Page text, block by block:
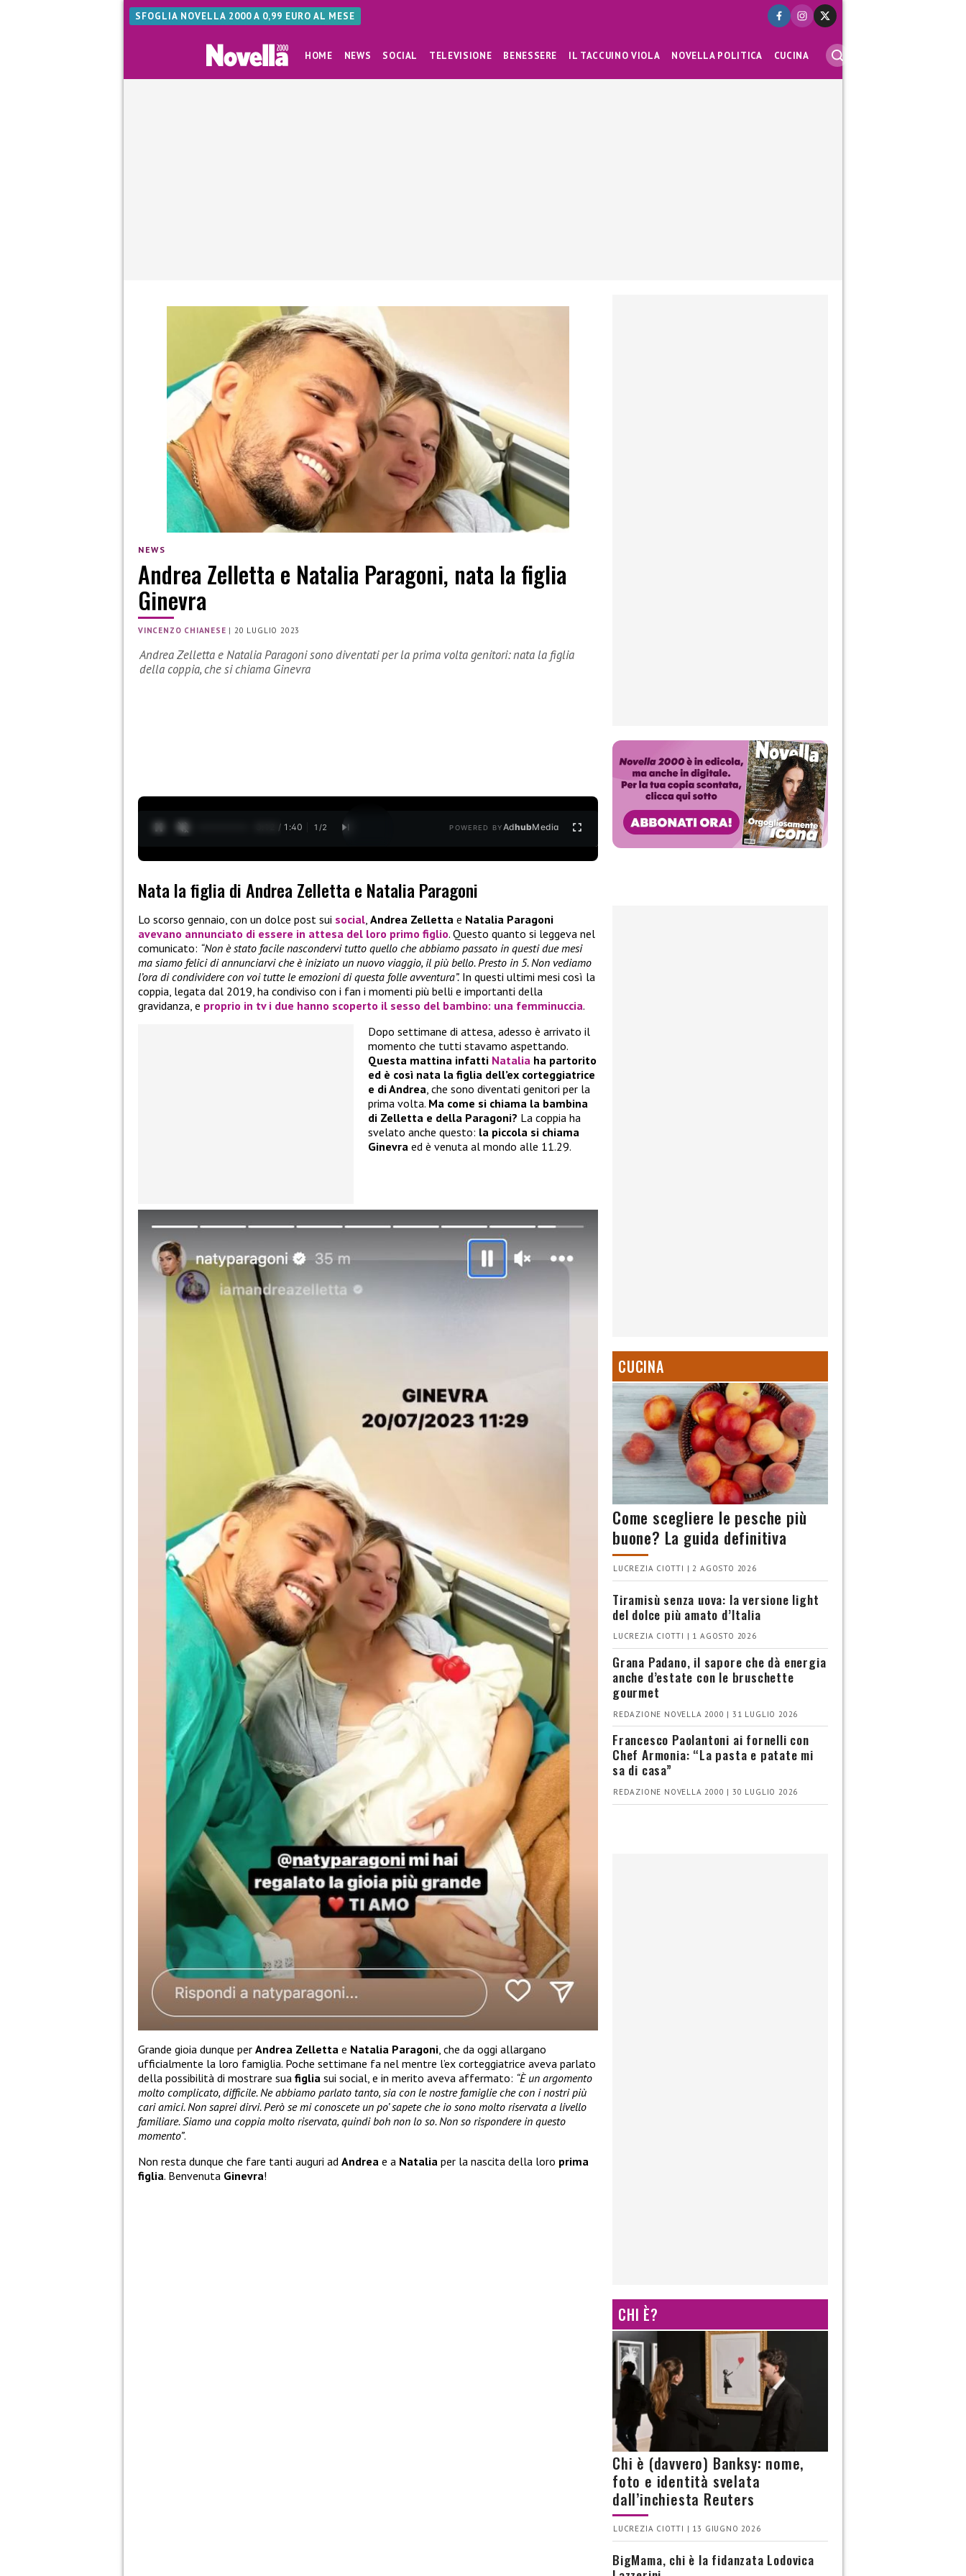
SFOGLIA NOVELLA 2000 A 0,99 EURO AL MESE
HOME NEWS SOCIAL TELEVISIONE BENESSERE IL TACCUINO VIOLA NOVELLA POLITICA CUCINA
NEWS
Andrea Zelletta e Natalia Paragoni, nata la figlia
Ginevra
VINCENZO CHIANESE |20 LUGLIO 2023
Andrea Zelletta e Natalia Paragoni sono diventati per la prima volta genitori: nata la figlia
della coppia, che si chiama Ginevra
0:13 / 1:40 1 /2 POWERED BYAdhubMedia
Nata la figlia di Andrea Zelletta e Natalia Paragoni
Lo scorso gennaio, con un dolce post sui social, Andrea Zelletta e Natalia Paragoni
avevano annunciato di essere in attesa del loro primo figlio. Questo quanto si leggeva nel
comunicato: “Non è stato facile nascondervi tutto quello che abbiamo passato in questi due mesi
ma siamo felici di annunciarvi che è iniziato un nuovo viaggio, il più bello. Presto in 5. Non vediamo
l’ora di condividere con voi tutte le emozioni di questa folle avventura”. In questi ultimi mesi così la
coppia, legata dal 2019, ha condiviso con i fan i momenti più belli e importanti della
gravidanza, e proprio in tv i due hanno scoperto il sesso del bambino: una femminuccia.
Dopo settimane di attesa, adesso è arrivato il
momento che tutti stavamo aspettando.
Questa mattina infatti Natalia ha partorito
ed è così nata la figlia dell’ex corteggiatrice
e di Andrea, che sono diventati genitori per la
prima volta. Ma come si chiama la bambina
di Zelletta e della Paragoni? La coppia ha
svelato anche questo: la piccola si chiama
Ginevra ed è venuta al mondo alle 11.29.
Grande gioia dunque per Andrea Zelletta e Natalia Paragoni, che da oggi allargano
ufficialmente la loro famiglia. Poche settimane fa nel mentre l’ex corteggiatrice aveva parlato
della possibilità di mostrare sua figlia sui social, e in merito aveva affermato: “È un argomento
molto complicato, difficile. Ne abbiamo parlato tanto, sia con le nostre famiglie che con i nostri più
cari amici. Non saprei dirvi. Però se mi conoscete un po’ sapete che io sono molto riservata a livello
familiare. Siamo una coppia molto riservata, quindi boh non lo so. Non so rispondere in questo
momento”.
Non resta dunque che fare tanti auguri ad Andrea e a Natalia per la nascita della loro prima
figlia. Benvenuta Ginevra!
CUCINA
Come scegliere le pesche più
buone? La guida definitiva
LUCREZIA CIOTTI | 2 AGOSTO 2026
Tiramisù senza uova: la versione light
del dolce più amato d’Italia
LUCREZIA CIOTTI | 1 AGOSTO 2026
Grana Padano, il sapore che dà energia
anche d’estate con le bruschette
gourmet
REDAZIONE NOVELLA 2000 | 31 LUGLIO 2026
Francesco Paolantoni ai fornelli con
Chef Armonia: “La pasta e patate mi
sa di casa”
REDAZIONE NOVELLA 2000 | 30 LUGLIO 2026
CHI È?
Chi è (davvero) Banksy: nome,
foto e identità svelata
dall’inchiesta Reuters
LUCREZIA CIOTTI | 13 GIUGNO 2026
BigMama, chi è la fidanzata Lodovica